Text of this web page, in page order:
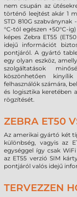
nem csupán az
történő leejtést akár 1
STD 810G
°C-tól egészen +50°C-
képes Zebra ET55
idejű információt
pontjáról. A gyártó
egy olyan eszköz,
szolgáltatások
köszönhetően
felhasználók számára,
és logisztika keretében
rögzítését.
ZEBRA ET50
Az amerikai gyártó két
különbség, vagyis az
egységgel így csak
az ET55 verzió SIM
pontjáról valós idejű
TERVEZZEN